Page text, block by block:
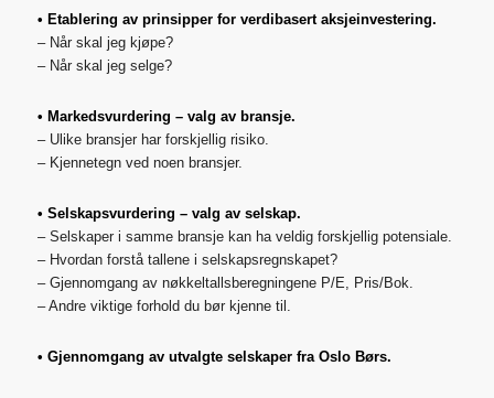
• Etablering av prinsipper for verdibasert aksjeinvestering.
– Når skal jeg kjøpe?
– Når skal jeg selge?
• Markedsvurdering – valg av bransje.
– Ulike bransjer har forskjellig risiko.
– Kjennetegn ved noen bransjer.
• Selskapsvurdering – valg av selskap.
– Selskaper i samme bransje kan ha veldig forskjellig potensiale.
– Hvordan forstå tallene i selskapsregnskapet?
– Gjennomgang av nøkkeltallsberegningene P/E, Pris/Bok.
– Andre viktige forhold du bør kjenne til.
• Gjennomgang av utvalgte selskaper fra Oslo Børs.